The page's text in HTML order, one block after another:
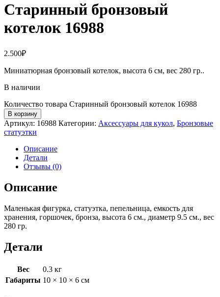
Старинный бронзовый
котелок 16988
2.500₽
Миниатюрная бронзовый котелок, высота 6 см, вес 280 гр..
В наличии
Количество товара Старинный бронзовый котелок 16988
В корзину
Артикул: 16988 Категории: Аксессуары для кукол, Бронзовые
статуэтки
Описание
Детали
Отзывы (0)
Описание
Маленькая фигурка, статуэтка, пепельница, емкость для
хранения, горшочек, бронза, высота 6 см., диаметр 9.5 см., вес
280 гр.
Детали
Вес
0.3 кг
Габариты 10 × 10 × 6 см